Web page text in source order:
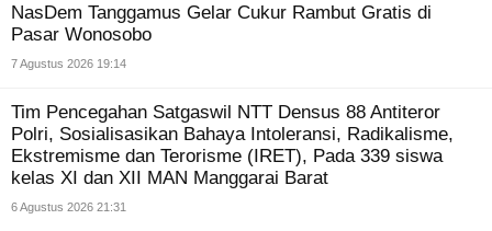
NasDem Tanggamus Gelar Cukur Rambut Gratis di
Pasar Wonosobo
7 Agustus 2026 19:14
Tim Pencegahan Satgaswil NTT Densus 88 Antiteror
Polri, Sosialisasikan Bahaya Intoleransi, Radikalisme,
Ekstremisme dan Terorisme (IRET), Pada 339 siswa
kelas XI dan XII MAN Manggarai Barat
6 Agustus 2026 21:31